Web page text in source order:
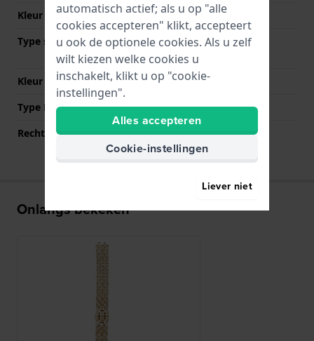
Kleur Band
Goud
Type sluiting
Vlindersluiting met
drukknoppen
Kleur sluiting
Goud
Type Bevestiging
Bandpennen
Rechte aanzet
Nee
Onlangs bekeken
automatisch actief; als u op "alle
cookies accepteren" klikt, accepteert
u ook de optionele cookies. Als u zelf
wilt kiezen welke cookies u
inschakelt, klikt u op "cookie-
instellingen".
Alles accepteren
Cookie-instellingen
Liever niet